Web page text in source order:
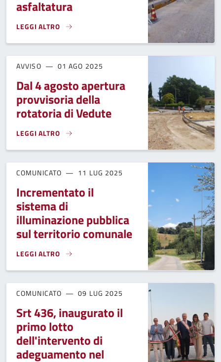
asfaltatura
LEGGI ALTRO
LA FRAZIONE DI QUERCE AL CENTRO DI INTERVENTI DI
AVVISO 01 AGO 2025
Dal 4 agosto apertura
provvisoria della
rotatoria di Vedute
LEGGI ALTRO
DAL 4 AGOSTO APERTURA PROVVISORIA DELLA ROTATORIA
COMUNICATO 11 LUG 2025
Incrementato il
sistema di
illuminazione pubblica
sul territorio comunale
LEGGI ALTRO
INCREMENTATO IL SISTEMA DI ILLUMINAZIONE PUBBLICA
COMUNICATO 09 LUG 2025
Srt 436, inaugurato il
primo lotto
dell'intervento di
adeguamento nel